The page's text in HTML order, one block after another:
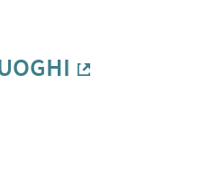
Valnure Valchero